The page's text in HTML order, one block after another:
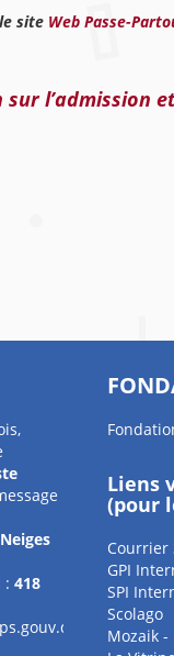
site Web Passe-
l’admission
: 418
Liens
(pour
Courrier
GPI
SPI
Scolago
Mozaik